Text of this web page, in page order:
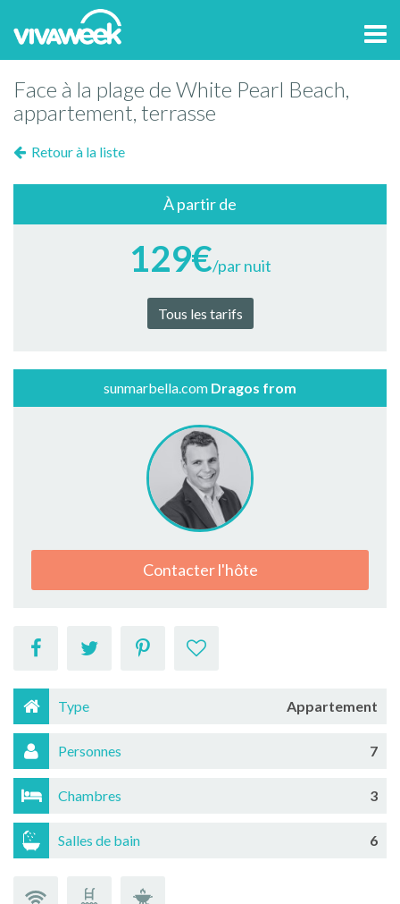
Face à la plage de White Pearl Beach,
appartement, terrasse
Retour à la liste
À partir de
129€/par nuit
Tous les tarifs
sunmarbella.com Dragos from
Contacter l'hôte
Type Appartement
Personnes 7
Chambres 3
Salles de bain 6